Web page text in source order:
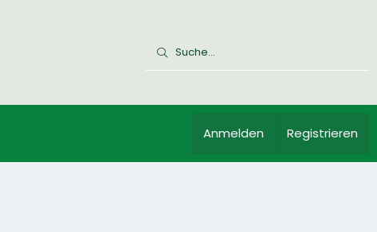
Anmelden Registrieren